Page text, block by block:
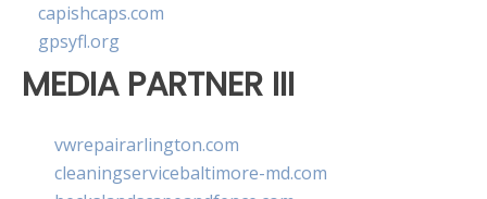
capishcaps.com
gpsyfl.org
MEDIA PARTNER III
vwrepairarlington.com
cleaningservicebaltimore-md.com